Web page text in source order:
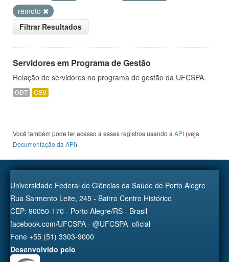
remoto
Filtrar Resultados
Servidores em Programa de Gestão
Relação de servidores no programa de gestão da UFCSPA.
ODT CSV
Você também pode ter acesso a esses registros usando a API (veja
Documentação da API).
Universidade Federal de Ciências da Saúde de Porto Alegre
Rua Sarmento Leite, 245 - Bairro Centro Histórico
CEP: 90050-170 - Porto Alegre/RS - Brasil
facebook.com/UFCSPA - @UFCSPA_oficial
Fone +55 (51) 3303-9000
Desenvolvido pelo